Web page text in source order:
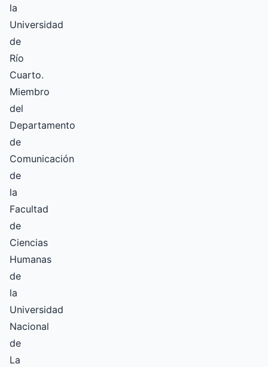
la
Universidad
de
Río
Cuarto.
Miembro
del
Departamento
de
Comunicación
de
la
Facultad
de
Ciencias
Humanas
de
la
Universidad
Nacional
de
La